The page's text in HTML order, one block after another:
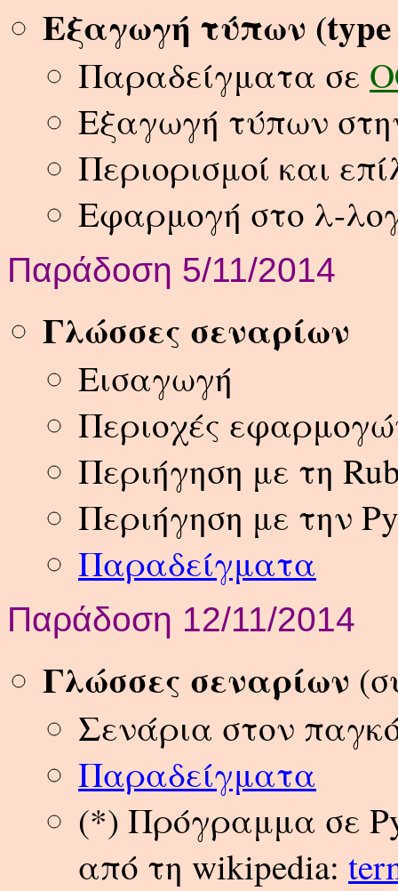
Εξαγωγή τύπων (type
Παραδείγματα σε
Εξαγωγή τύπων
Περιορισμοί και
Εφαρμογή στο λ-
Παράδοση 5/11/2014
Γλώσσες σεναρίων
Εισαγωγή
Περιοχές
Περιήγηση με τη
Περιήγηση με την
Παραδείγματα
Παράδοση 12/11/2014
Γλώσσες σεναρίων
Σενάρια στον
Παραδείγματα
(*) Πρόγραμμα σε
από τη wikipedia: